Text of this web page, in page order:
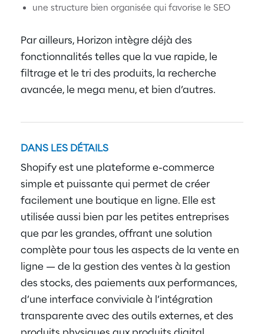
une structure bien organisée qui favorise le SEO
Par ailleurs, Horizon intègre déjà des
fonctionnalités telles que la vue rapide, le
filtrage et le tri des produits, la recherche
avancée, le mega menu, et bien d’autres.
DANS LES DÉTAILS
Shopify est une plateforme e-commerce
simple et puissante qui permet de créer
facilement une boutique en ligne. Elle est
utilisée aussi bien par les petites entreprises
que par les grandes, offrant une solution
complète pour tous les aspects de la vente en
ligne — de la gestion des ventes à la gestion
des stocks, des paiements aux performances,
d’une interface conviviale à l’intégration
transparente avec des outils externes, et des